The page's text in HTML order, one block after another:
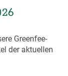
Greenfee-
der aktuellen